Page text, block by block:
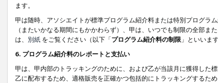
ます。
甲は随時、アソシエイトが標準プログラム紹介料または特別プログラ
（またいかなる期間にもかかわらず）、甲は、いつでも制限の全部
は、 別紙 をご覧ください（以下「プログラム紹介料の制限 」といいま
6. プログラム紹介料のレポートと支払い
甲は、甲内部のトラッキングのために、および乙が当該月に獲得した
乙に配布するため、適格販売を正確かつ包括的にトラッキングするた